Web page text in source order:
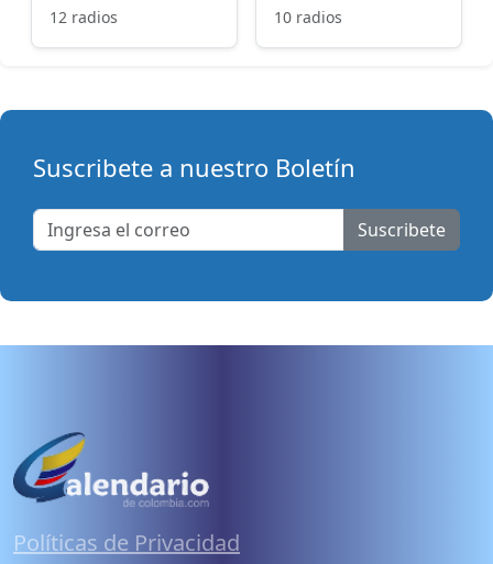
12 radios 10 radios
Suscribete a nuestro Boletín
Suscribete
Políticas de Privacidad